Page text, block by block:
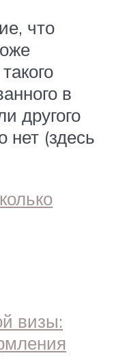
что
в
другого
нет (здесь